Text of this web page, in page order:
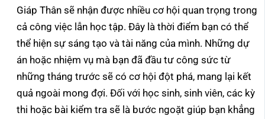
Giáp Thân sẽ nhận được nhiều cơ hội quan trọng trong
cả công việc lẫn học tập. Đây là thời điểm bạn có thể
thể hiện sự sáng tạo và tài năng của mình. Những dự
án hoặc nhiệm vụ mà bạn đã đầu tư công sức từ
những tháng trước sẽ có cơ hội đột phá, mang lại kết
quả ngoài mong đợi. Đối với học sinh, sinh viên, các kỳ
thi hoặc bài kiểm tra sẽ là bước ngoặt giúp bạn khẳng